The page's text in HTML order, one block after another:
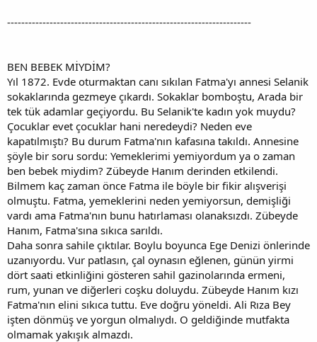
---------------------------------------------------------------------
BEN BEBEK MİYDİM?
Yıl 1872. Evde oturmaktan canı sıkılan Fatma'yı annesi Selanik
sokaklarında gezmeye çıkardı. Sokaklar bomboştu, Arada bir
tek tük adamlar geçiyordu. Bu Selanik'te kadın yok muydu?
Çocuklar evet çocuklar hani neredeydi? Neden eve
kapatılmıştı? Bu durum Fatma'nın kafasına takıldı. Annesine
şöyle bir soru sordu: Yemeklerimi yemiyordum ya o zaman
ben bebek miydim? Zübeyde Hanım derinden etkilendi.
Bilmem kaç zaman önce Fatma ile böyle bir fikir alışverişi
olmuştu. Fatma, yemeklerini neden yemiyorsun, demişliği
vardı ama Fatma'nın bunu hatırlaması olanaksızdı. Zübeyde
Hanım, Fatma'sına sıkıca sarıldı.
Daha sonra sahile çıktılar. Boylu boyunca Ege Denizi önlerinde
uzanıyordu. Vur patlasın, çal oynasın eğlenen, günün yirmi
dört saati etkinliğini gösteren sahil gazinolarında ermeni,
rum, yunan ve diğerleri coşku doluydu. Zübeyde Hanım kızı
Fatma'nın elini sıkıca tuttu. Eve doğru yöneldi. Ali Rıza Bey
işten dönmüş ve yorgun olmalıydı. O geldiğinde mutfakta
olmamak yakışık almazdı.